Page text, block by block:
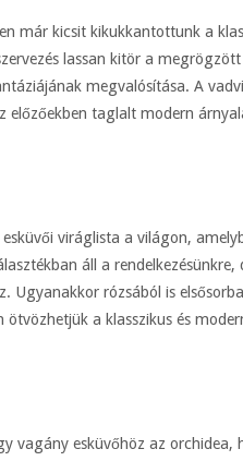
már kicsit kikukkantottunk a
lassan kitör a
megvalósítása. A
előzőekben taglalt modern
viráglista a világon,
áll a
Ugyanakkor rózsából is
ötvözhetjük a klasszikus és
vagány esküvőhöz az